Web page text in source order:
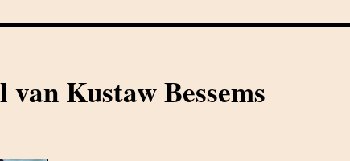
van Kustaw Bessems